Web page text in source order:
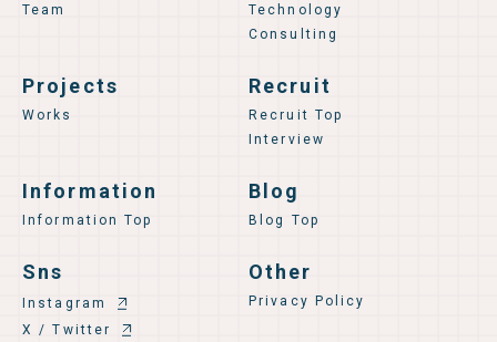
Team
Technology
Consulting
Projects
Works
Recruit
Recruit Top
Interview
Information
Information Top
Blog
Blog Top
Sns
Instagram
X / Twitter
Other
Privacy Policy